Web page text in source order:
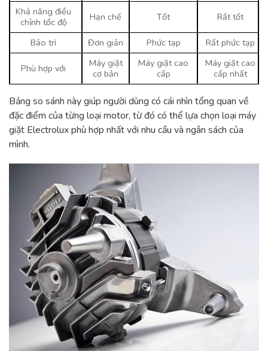
Khả năng điều
chỉnh tốc độ
Hạn chế Tốt Rất tốt
Bảo trì Đơn giản Phức tạp Rất phức tạp
Phù hợp với
Máy giặt
cơ bản
Máy giặt cao
cấp
Máy giặt cao
cấp nhất
Bảng so sánh này giúp người dùng có cái nhìn tổng quan về
đặc điểm của từng loại motor, từ đó có thể lựa chọn loại máy
giặt Electrolux phù hợp nhất với nhu cầu và ngân sách của
mình.